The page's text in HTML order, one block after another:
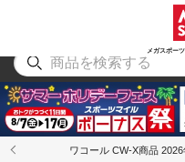
メガスポー
アウトドア
ワコール CW-X商品